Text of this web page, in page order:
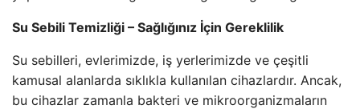
Su Sebili Temizliği – Sağlığınız İçin Gereklilik
Su sebilleri, evlerimizde, iş yerlerimizde ve çeşitli
kamusal alanlarda sıklıkla kullanılan cihazlardır. Ancak,
bu cihazlar zamanla bakteri ve mikroorganizmaların